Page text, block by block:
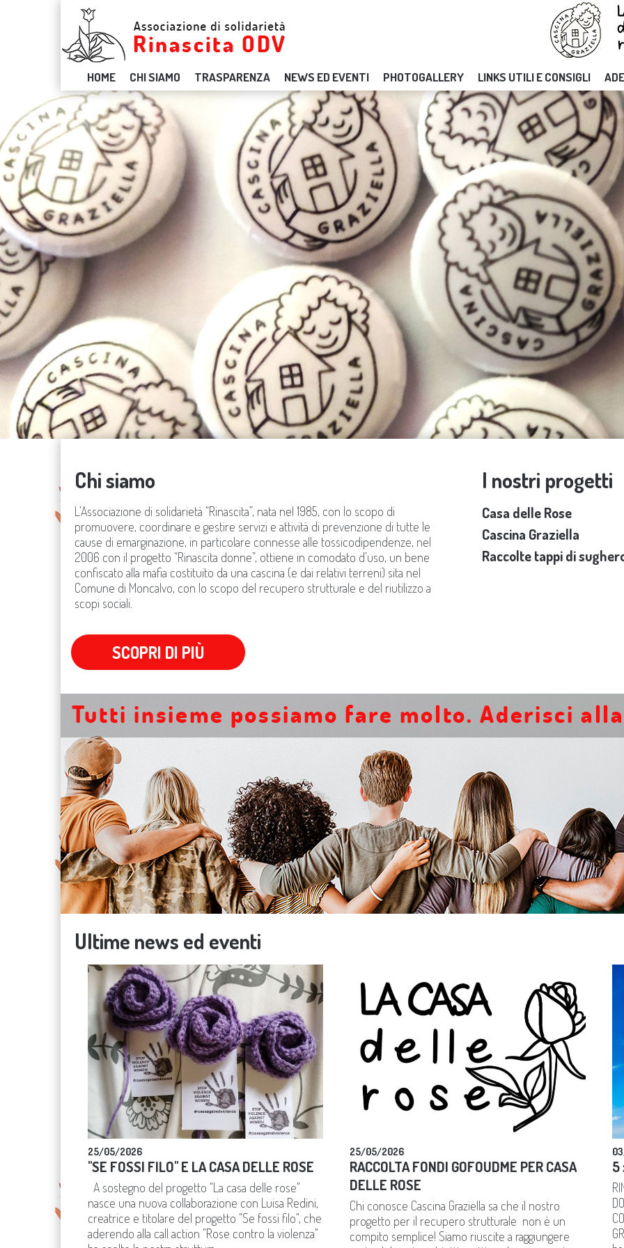
HOME CHI SIAMO TRASPARENZA NEWS ED EVENTI PHOTOGALLERY LINKS UTILI E CONSIGLI
Chi siamo
L’Associazione di solidarietà “Rinascita”, nata nel 1985, con lo scopo di
promuovere, coordinare e gestire servizi e attività di prevenzione di tutte le
cause di emarginazione, in particolare connesse alle tossicodipendenze, nel
2006 con il progetto “Rinascita donne”, ottiene in comodato d’uso, un bene
confiscato alla mafia costituito da una cascina (e dai relativi terreni) sita nel
Comune di Moncalvo, con lo scopo del recupero strutturale e del riutilizzo a
scopi sociali.
SCOPRI DI PIÙ
I nostri progetti
Casa delle Rose
Cascina Graziella
Raccolte tappi di
Ultime news ed eventi
25/05/2026
"SE FOSSI FILO" E LA CASA DELLE ROSE
A sostegno del progetto "La casa delle rose"
nasce una nuova collaborazione con Luisa Redini,
creatrice e titolare del progetto "Se fossi filo", che
aderendo alla call action "Rose contro la violenza"
25/05/2026
RACCOLTA FONDI GOFOUDME PER CASA
DELLE ROSE
Chi conosce Cascina Graziella sa che il nostro
progetto per il recupero strutturale non è un
compito semplice! Siamo riuscite a raggiungere
5